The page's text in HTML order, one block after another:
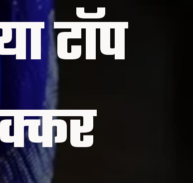
टॉप
अभिनेत्रींना देते टक्कर